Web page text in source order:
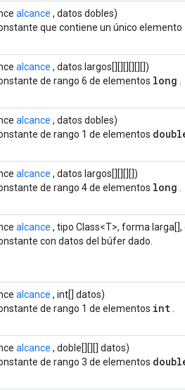
alcance , datos dobles)
que contiene un único elemento
alcance , datos largos[][][][][][])
de rango 6 de elementos long
alcance , datos dobles)
de rango 1 de elementos
alcance , datos largos[][][][])
de rango 4 de elementos long
alcance , tipo Class<T>, forma
con datos del búfer dado.
alcance , int[] datos)
de rango 1 de elementos int
alcance , doble[][][] datos)
de rango 3 de elementos